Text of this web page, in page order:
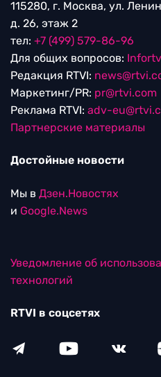
115280, г. Москва, ул.
д. 26, этаж 2
тел: +7 (499) 579-86-96
Для общих вопросов:
Редакция RTVI:
Маркетинг/PR: pr@rtvi.com
Реклама RTVI: adv-
Партнерские материалы
Достойные новости
Мы в Дзен.Новостях
и Google.News
Уведомление об
технологий
RTVI в соцсетях